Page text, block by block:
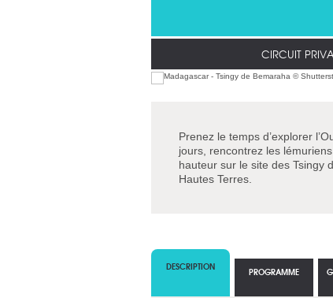
CIRCUIT
Prenez le temps d’explorer
jours, rencontrez les
hauteur sur le site des Tsingy
Hautes Terres.
DESCRIPTION PROGRAMME